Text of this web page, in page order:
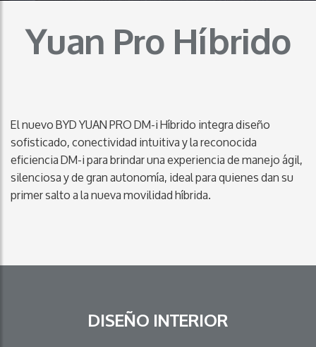
Yuan Pro Híbrido
El nuevo BYD YUAN PRO DM-i Híbrido integra diseño
sofisticado, conectividad intuitiva y la reconocida
eficiencia DM-i para brindar una experiencia de manejo ágil,
silenciosa y de gran autonomía, ideal para quienes dan su
primer salto a la nueva movilidad híbrida.
DISEÑO INTERIOR